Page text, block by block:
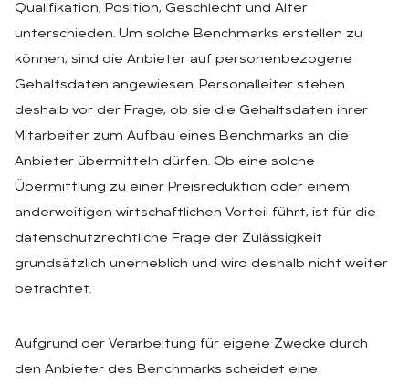
Qualifikation, Position, Geschlecht und Alter
unterschieden. Um solche Benchmarks erstellen zu
können, sind die Anbieter auf personenbezogene
Gehaltsdaten angewiesen. Personalleiter stehen
deshalb vor der Frage, ob sie die Gehaltsdaten ihrer
Mitarbeiter zum Aufbau eines Benchmarks an die
Anbieter übermitteln dürfen. Ob eine solche
Übermittlung zu einer Preisreduktion oder einem
anderweitigen wirtschaftlichen Vorteil führt, ist für die
datenschutzrechtliche Frage der Zulässigkeit
grundsätzlich unerheblich und wird deshalb nicht weiter
betrachtet.
Aufgrund der Verarbeitung für eigene Zwecke durch
den Anbieter des Benchmarks scheidet eine